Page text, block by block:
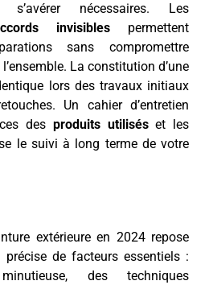
s’avérer nécessaires. Les
invisibles permettent
sans compromettre
La constitution d’une
lors des travaux initiaux
Un cahier d’entretien
des produits utiliséset les
le suivi à long terme de votre
extérieure en 2024 repose
de facteurs essentiels :
des techniques